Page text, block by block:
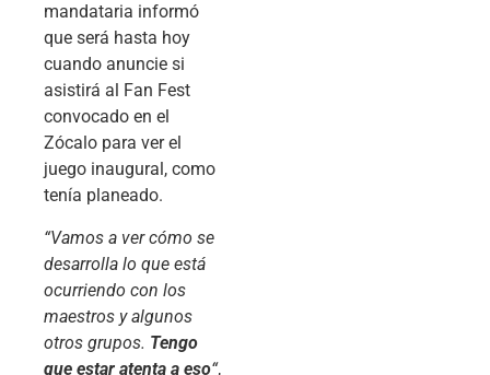
mandataria informó
que será hasta hoy
cuando anuncie si
asistirá al Fan Fest
convocado en el
Zócalo para ver el
juego inaugural, como
tenía planeado.
“Vamos a ver cómo se
desarrolla lo que está
ocurriendo con los
maestros y algunos
otros grupos. Tengo
que estar atenta a eso“,